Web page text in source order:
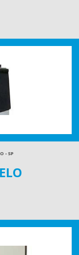
- SP